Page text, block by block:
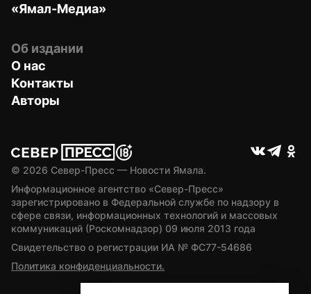
«Ямал-Медиа»
Об издании
О нас
Контакты
Авторы
© 2026 Север-Пресс — Новости Ямала.
Информационное агентство «Север-Пресс»
зарегистрировано в Федеральной службе по надзору в
сфере связи, информационных технологий и массовых
коммуникаций (Роскомнадзор) 09 июля 2013 года
Свидетельство о регистрации ИА № ФС77-54686
Политика конфиденциальности.